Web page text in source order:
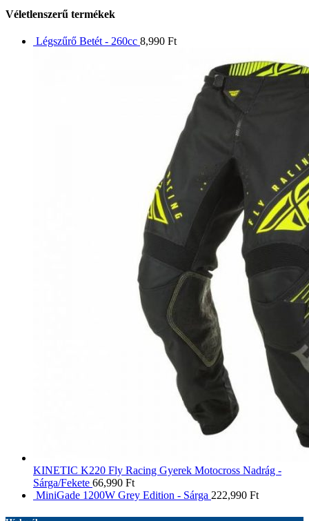
Véletlenszerű termékek
Légszűrő Betét - 260cc 8,990 Ft
KINETIC K220 Fly Racing Gyerek Motocross Nadrág -
Sárga/Fekete 66,990 Ft
MiniGade 1200W Grey Edition - Sárga 222,990 Ft